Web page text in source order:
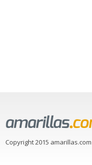
Copyright 2015